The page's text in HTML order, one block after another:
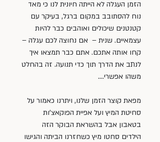
הזמן העגלה לא הייתה חיונית לנו כי מאד
נוח להסתובב במקום ברגל, בעיקר עם
קטנטנים שיכולים ואוהבים כבר להיות
עצמאיים. שנית –  אם נחוצה לכם עגלה –
קחו אותה אתכם. אתם כבר תמצאו איך
לנתב את הדרך תוך כדי תנועה. זה בהחלט
משהו אפשרי….
מפאת קוצר הזמן שלנו, ויתרנו כאמור על
סחיטת המיץ ועל אפיית הפוקאצ’ות
בטאבון אבל בהשראת הבוקר הזה
הילדים סחטו מיץ כשחזרנו הביתה והגישו